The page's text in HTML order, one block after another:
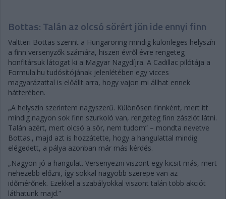
Bottas: Talán az olcsó sörért jön ide ennyi finn
Valtteri Bottas szerint a Hungaroring mindig különleges helyszín
a finn versenyzők számára, hiszen évről évre rengeteg
honfitársuk látogat ki a Magyar Nagydíjra. A Cadillac pilótája a
Formula.hu tudósítójának jelenlétében egy vicces
magyarázattal is előállt arra, hogy vajon mi állhat ennek
hátterében.
„A helyszín szerintem nagyszerű. Különösen finnként, mert itt
mindig nagyon sok finn szurkoló van, rengeteg finn zászlót látni.
Talán azért, mert olcsó a sör, nem tudom” – mondta nevetve
Bottas., majd azt is hozzátette, hogy a hangulattal mindig
elégedett, a pálya azonban már más kérdés.
„Nagyon jó a hangulat. Versenyezni viszont egy kicsit más, mert
nehezebb előzni, így sokkal nagyobb szerepe van az
időmérőnek. Ezekkel a szabályokkal viszont talán több akciót
láthatunk majd.”